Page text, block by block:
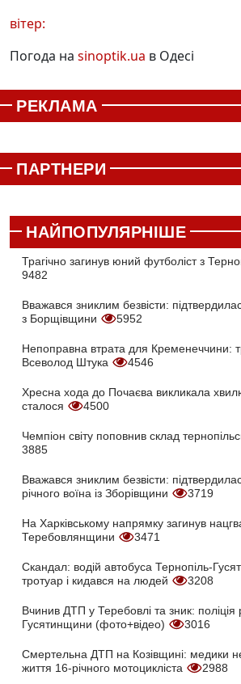
вітер:
Погода на sinoptik.ua в Одесі
РЕКЛАМА
ПАРТНЕРИ
НАЙПОПУЛЯРНІШЕ
Трагічно загинув юний футболіст з
9482
Вважався зниклим безвісти:
з Борщівщини
5952
Непоправна втрата для Кременеччини:
Всеволод Штука
4546
Хресна хода до Почаєва викликала
сталося
4500
Чемпіон світу поповнив склад
3885
Вважався зниклим безвісти:
річного воїна із Зборівщини
3719
На Харківському напрямку загинув
Теребовлянщини
3471
Скандал: водій автобуса Тернопіль-
тротуар і кидався на людей
3208
Вчинив ДТП у Теребовлі та зник:
Гусятинщини (фото+відео)
3016
Смертельна ДТП на Козівщині: медики
життя 16-річного мотоцикліста
2988